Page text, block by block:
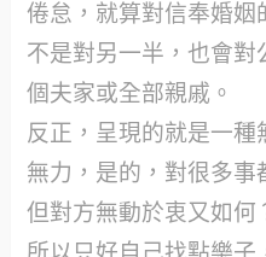
倦怠，就算對信奉婚姻
不是對另一半，也會對
個夫家或全部親戚。
反正，呈現的就是一種
無力，是的，對很多事
但對方無動於衷又如何